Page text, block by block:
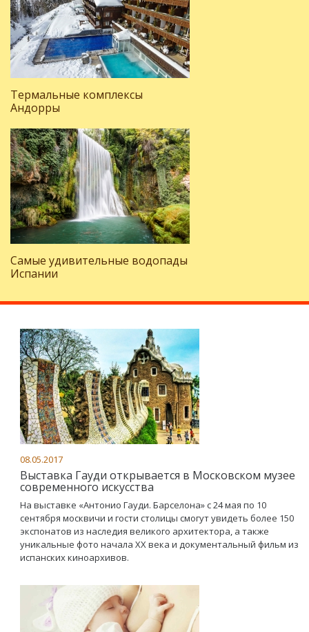
Термальные комплексы
Андорры
Самые удивительные водопады
Испании
08.05.2017
Выставка Гауди открывается в Московском музее
современного искусства
На выставке «Антонио Гауди. Барселона» с 24 мая по 10
сентября москвичи и гости столицы смогут увидеть более 150
экспонатов из наследия великого архитектора, а также
уникальные фото начала XX века и документальный фильм из
испанских киноархивов.